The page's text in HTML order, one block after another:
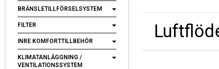
BRÄNSLETILLFÖRSELSYSTEM
FILTER
INRE KOMFORTTILLBEHÖR
KLIMATANLÄGGNING /
VENTILATIONSSYSTEM